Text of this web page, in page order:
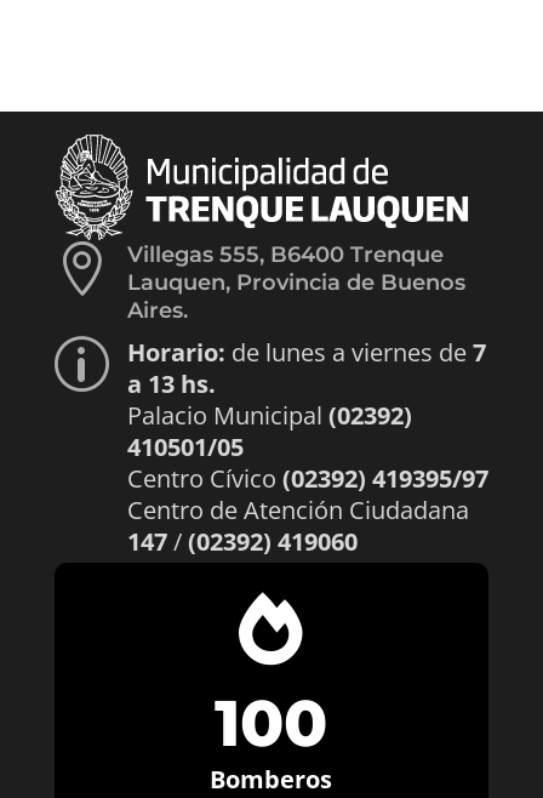

Villegas 555, B6400 Trenque
Lauquen, Provincia de Buenos
Aires.
p Horario: de lunes a viernes de7
a 13 hs.
Palacio Municipal (02392)
410501/05
Centro Cívico (02392) 419395/97
Centro de Atención Ciudadana
147/(02392) 419060

100
Bomberos